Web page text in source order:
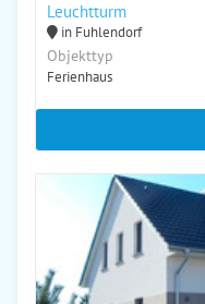
Leuchtturm
in Fuhlendorf
Objekttyp
Ferienhaus